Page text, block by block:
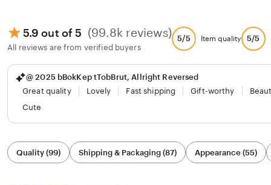
5.9 out of 5 (99.8k reviews)
All reviews are from verified buyers
5/5 Item quality 5/5
@ 2025 bBokKep tTobBrut, Allright Reversed
Great quality
Lovely Fast shipping Gift-worthy
Cute
Filter
by
category
Quality (99) Shipping & Packaging (87) Appearance (55)